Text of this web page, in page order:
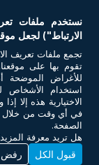
احجز موعد
تواصل معنا
©
نستخدم ملفات
الارتباط") لجعل
تجمع ملفات تعريف
تقوم بها على
للأغراض الموضحة
استخدام الأشخاص
الاختيارية هذه إلا
في أي وقت من خلال
الصفحة.
هل تريد معرفة
قبول الكل رفض